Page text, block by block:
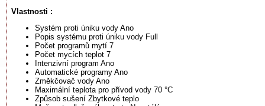
Vlastnosti :
Systém proti úniku vody Ano
Popis systému proti úniku vody Full
Počet programů mytí 7
Počet mycích teplot 7
Intenzivní program Ano
Automatické programy Ano
Změkčovač vody Ano
Maximální teplota pro přívod vody 70 °C
Způsob sušení Zbytkové teplo